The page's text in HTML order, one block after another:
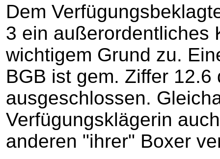
Dem
3 ein außerordentliches
wichtigem Grund zu.
BGB ist gem. Ziffer 12.6
ausgeschlossen.
Verfügungsklägerin
anderen "ihrer" Boxer